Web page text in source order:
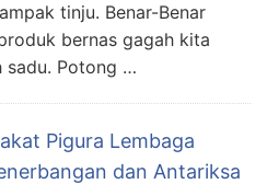
tinju. Benar-Benar
bernas gagah kita
sadu. Potong …
Pigura Lembaga
dan Antariksa